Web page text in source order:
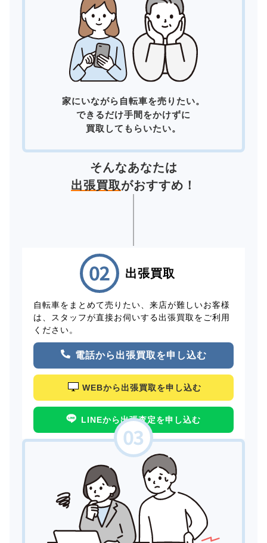
家にいながら自転車を売りたい。
できるだけ手間をかけずに
買取してもらいたい。
そんなあなたは
出張買取がおすすめ！
出張買取
自転車をまとめて売りたい、来店が難しいお客様
は、スタッフが直接お伺いする出張買取をご利用
ください。
電話から出張買取を申し込む
WEBから出張買取を申し込む
LINEから出張査定を申し込む